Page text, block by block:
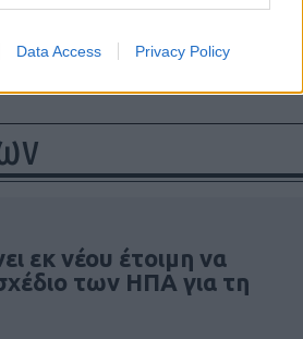
Data Access Privacy Policy
εκ νέου έτοιμη να
των ΗΠΑ για τη